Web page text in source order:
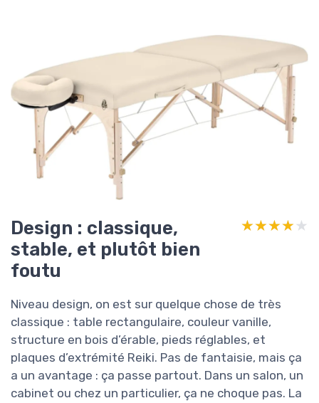
Design : classique,
stable, et plutôt bien
foutu
★★★★★
★★★★★
Niveau design, on est sur quelque chose de très
classique : table rectangulaire, couleur vanille,
structure en bois d’érable, pieds réglables, et
plaques d’extrémité Reiki. Pas de fantaisie, mais ça
a un avantage : ça passe partout. Dans un salon, un
cabinet ou chez un particulier, ça ne choque pas. La